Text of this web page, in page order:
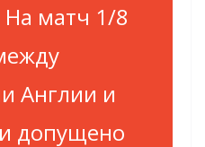
На матч 1/8
Англии и
допущено